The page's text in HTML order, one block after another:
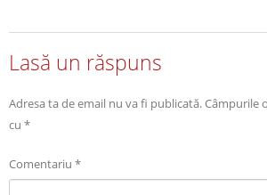
Lasă un răspuns
Adresa ta de email nu va fi publicată.Câmpurile
cu *
Comentariu *